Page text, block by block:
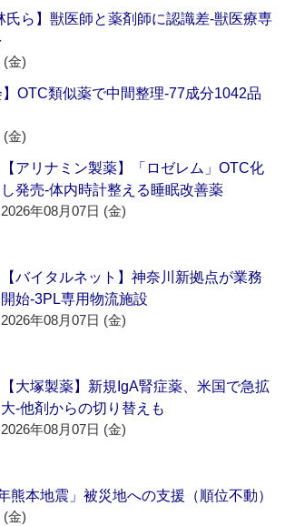
氏ら】獣医師と薬剤師に認識差‐獣医療専
(金)
】OTC類似薬で中間整理‐77成分1042品
(金)
【アリナミン製薬】「ロゼレム」OTC化
し発売‐体内時計整える睡眠改善薬
2026年08月07日 (金)
【バイタルネット】神奈川新拠点が業務
開始‐3PL専用物流施設
2026年08月07日 (金)
【大塚製薬】新規IgA腎症薬、米国で急拡
大‐他剤からの切り替えも
2026年08月07日 (金)
熊本地震」被災地への支援（順位不動）
(金)